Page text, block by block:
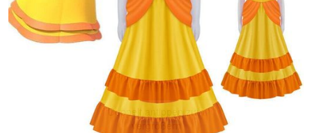
Doppelt antippen zum
vergrößern